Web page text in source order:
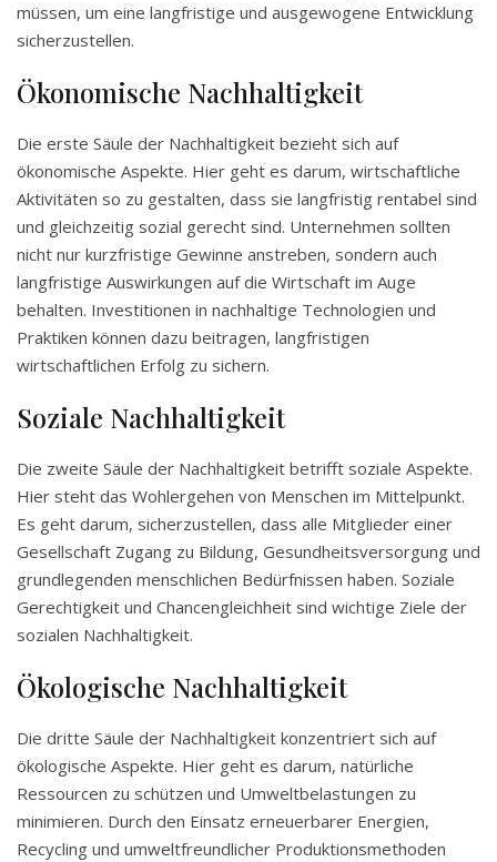
müssen, um eine langfristige und ausgewogene Entwicklung
sicherzustellen.
Ökonomische Nachhaltigkeit
Die erste Säule der Nachhaltigkeit bezieht sich auf
ökonomische Aspekte. Hier geht es darum, wirtschaftliche
Aktivitäten so zu gestalten, dass sie langfristig rentabel sind
und gleichzeitig sozial gerecht sind. Unternehmen sollten
nicht nur kurzfristige Gewinne anstreben, sondern auch
langfristige Auswirkungen auf die Wirtschaft im Auge
behalten. Investitionen in nachhaltige Technologien und
Praktiken können dazu beitragen, langfristigen
wirtschaftlichen Erfolg zu sichern.
Soziale Nachhaltigkeit
Die zweite Säule der Nachhaltigkeit betrifft soziale Aspekte.
Hier steht das Wohlergehen von Menschen im Mittelpunkt.
Es geht darum, sicherzustellen, dass alle Mitglieder einer
Gesellschaft Zugang zu Bildung, Gesundheitsversorgung und
grundlegenden menschlichen Bedürfnissen haben. Soziale
Gerechtigkeit und Chancengleichheit sind wichtige Ziele der
sozialen Nachhaltigkeit.
Ökologische Nachhaltigkeit
Die dritte Säule der Nachhaltigkeit konzentriert sich auf
ökologische Aspekte. Hier geht es darum, natürliche
Ressourcen zu schützen und Umweltbelastungen zu
minimieren. Durch den Einsatz erneuerbarer Energien,
Recycling und umweltfreundlicher Produktionsmethoden